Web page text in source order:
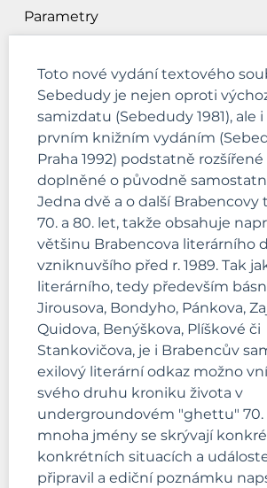
Parametry
Toto nové vydání textového
Sebedudy je nejen oproti
samizdatu (Sebedudy 1981), ale
prvním knižním vydáním
Praha 1992) podstatně rozšířené
doplněné o původně
Jedna dvě a o další Brabencovy
70. a 80. let, takže obsahuje
většinu Brabencova literárního
vzniknuvšího před r. 1989. Tak
literárního, tedy především
Jirousova, Bondyho, Pánkova,
Quidova, Benýškova, Plíškové či
Stankovičova, je i Brabencův
exilový literární odkaz možno
svého druhu kroniku života v
undergroundovém "ghettu" 70.
mnoha jmény se skrývají
konkrétních situacích a
připravil a ediční poznámku